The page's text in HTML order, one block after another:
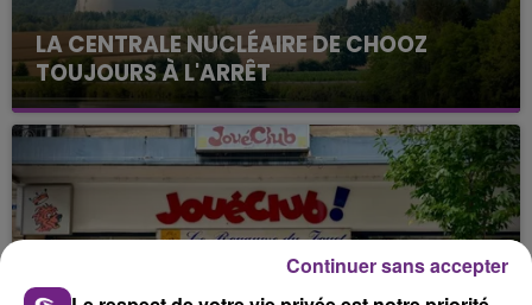
LA CENTRALE NUCLÉAIRE DE CHOOZ
TOUJOURS À L'ARRÊT
Cela fait déjà une semaine que la centrale
nucléaire ardennaise est à l'arrêt. Une situation
justifiée par la sécheresse intense qui est toujours
présente.
Continuer sans accepter